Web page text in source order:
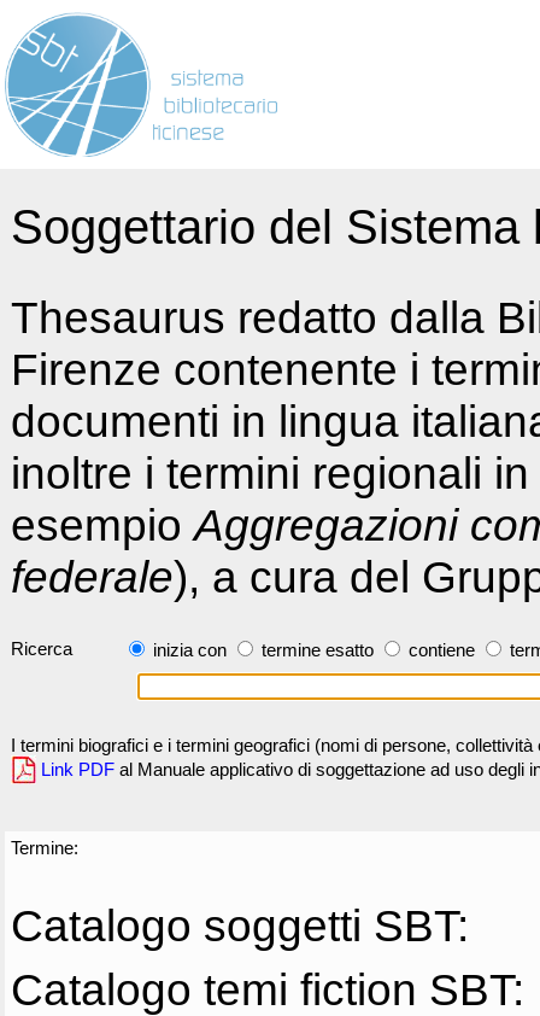
Soggettario del
Thesaurus redatto dalla
Firenze contenente i
documenti in lingua
inoltre i termini regionali
esempioAggregazioni
federale), a cura del
Ricerca inizia con termine esatto contiene
I termini biografici e i termini geografici (nomi di persone,
Link PDF al Manuale applicativo di soggettazione ad uso degli
Termine:
Catalogo soggetti SBT:
Catalogo temi fiction SBT: